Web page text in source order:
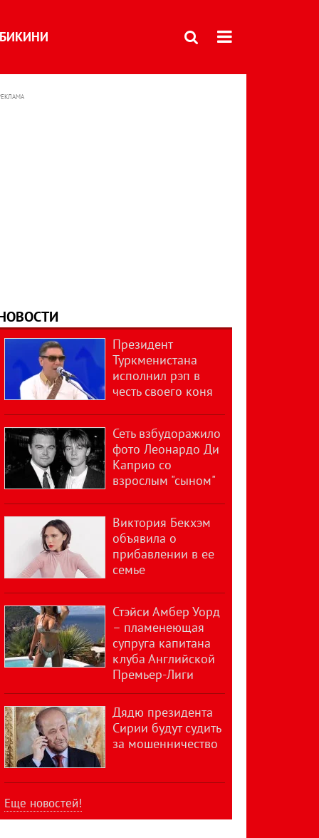
БИКИНИ
Президент
Туркменистана
исполнил рэп в
честь своего коня
Сеть взбудоражило
фото Леонардо Ди
Каприо со
взрослым "сыном"
Виктория Бекхэм
объявила о
прибавлении в ее
семье
Стэйси Амбер Уорд
– пламенеющая
супруга капитана
клуба Английской
Премьер-Лиги
Дядю президента
Сирии будут судить
за мошенничество
Еще новостей!